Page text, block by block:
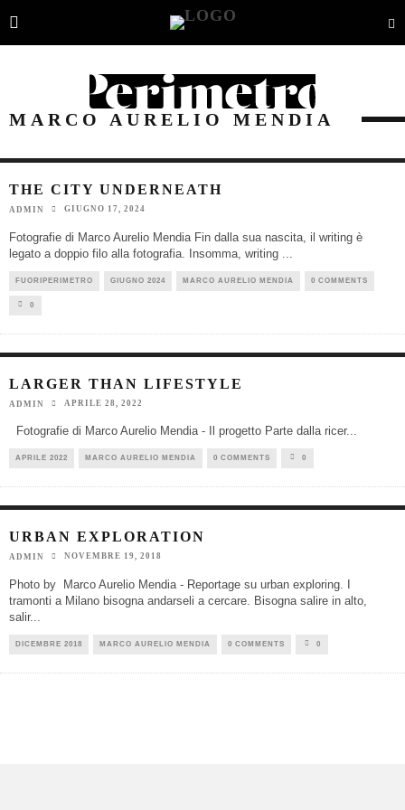
MARCO AURELIO MENDIA
THE CITY UNDERNEATH
ADMIN GIUGNO 17, 2024
Fotografie di Marco Aurelio Mendia Fin dalla sua nascita, il writing è
legato a doppio filo alla fotografia. Insomma, writing ...
FUORIPERIMETRO GIUGNO 2024 MARCO AURELIO MENDIA 0 COMMENTS
0
LARGER THAN LIFESTYLE
ADMIN APRILE 28, 2022
Fotografie di Marco Aurelio Mendia - Il progetto Parte dalla ricer...
APRILE 2022 MARCO AURELIO MENDIA 0 COMMENTS 0
URBAN EXPLORATION
ADMIN NOVEMBRE 19, 2018
Photo by Marco Aurelio Mendia - Reportage su urban exploring. I
tramonti a Milano bisogna andarseli a cercare. Bisogna salire in alto,
salir...
DICEMBRE 2018 MARCO AURELIO MENDIA 0 COMMENTS 0